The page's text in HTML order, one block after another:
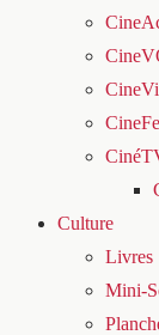
Culture
Livres
Mini-